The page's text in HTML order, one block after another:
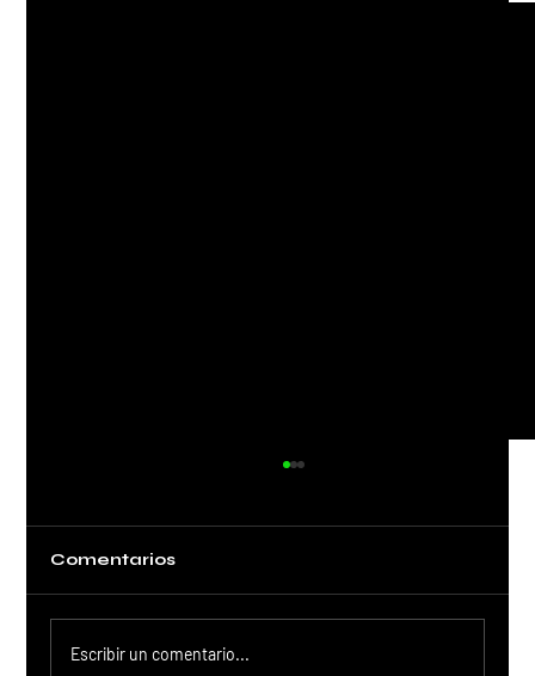
Comentarios
Escribir un comentario...